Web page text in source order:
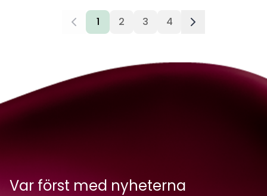
1 2 3 4
Var först med nyheterna